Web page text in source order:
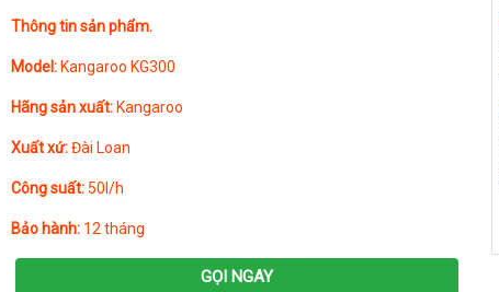
Thông tin sản phẩm.
Model: Kangaroo KG300
Hãng sản xuất: Kangaroo
Xuất xứ:Đài Loan
Công suất:50l/h
Bảo hành: 12 tháng
GỌI NGAY